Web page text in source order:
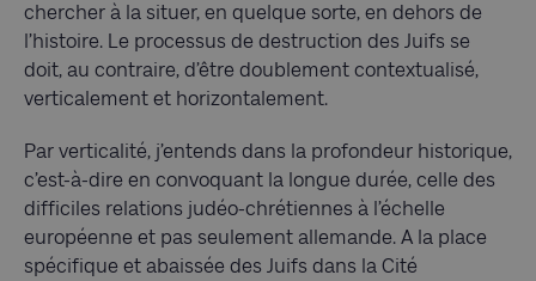
chercher à la situer, en quelque sorte, en dehors de
l’histoire. Le processus de destruction des Juifs se
doit, au contraire, d’être doublement contextualisé,
verticalement et horizontalement.
Par verticalité, j’entends dans la profondeur historique,
c’est-à-dire en convoquant la longue durée, celle des
difficiles relations judéo-chrétiennes à l’échelle
européenne et pas seulement allemande. A la place
spécifique et abaissée des Juifs dans la Cité